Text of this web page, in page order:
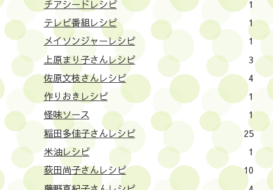
チアシードレシピ
1
テレビ番組レシピ
1
メイソンジャーレシピ
1
上原まり子さんレシピ
3
佐原文枝さんレシピ
4
作りおきレシピ
1
怪味ソース
1
稲田多佳子さんレシピ
25
米油レシピ
1
荻田尚子さんレシピ
10